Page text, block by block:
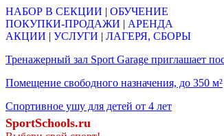
НАБОР В СЕКЦИИ | ОБУЧЕНИЕ
ПОКУПКИ-ПРОДАЖИ | АРЕНДА
АКЦИИ | УСЛУГИ | ЛАГЕРЯ, СБОРЫ
Тренажерный зал Sport Garage приглашает
Помещение свободного назначения, до 350 м²
Спортивное ушу для детей от 4 лет
SportSchools.ru